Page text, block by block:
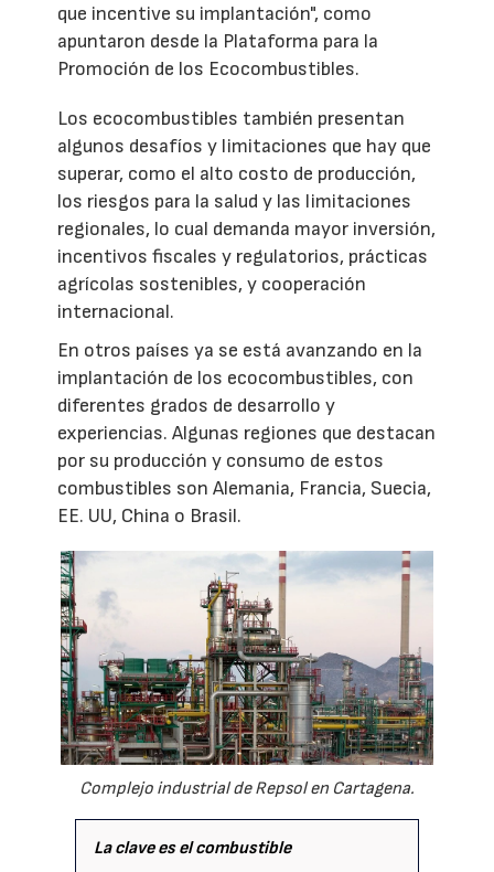
que incentive su implantación", como
apuntaron desde la Plataforma para la
Promoción de los Ecocombustibles.
Los ecocombustibles también presentan
algunos desafíos y limitaciones que hay que
superar, como el alto costo de producción,
los riesgos para la salud y las limitaciones
regionales, lo cual demanda mayor inversión,
incentivos fiscales y regulatorios, prácticas
agrícolas sostenibles, y cooperación
internacional.
En otros países ya se está avanzando en la
implantación de los ecocombustibles, con
diferentes grados de desarrollo y
experiencias. Algunas regiones que destacan
por su producción y consumo de estos
combustibles son Alemania, Francia, Suecia,
EE. UU, China o Brasil.
Complejo industrial de Repsol en Cartagena.
La clave es el combustible